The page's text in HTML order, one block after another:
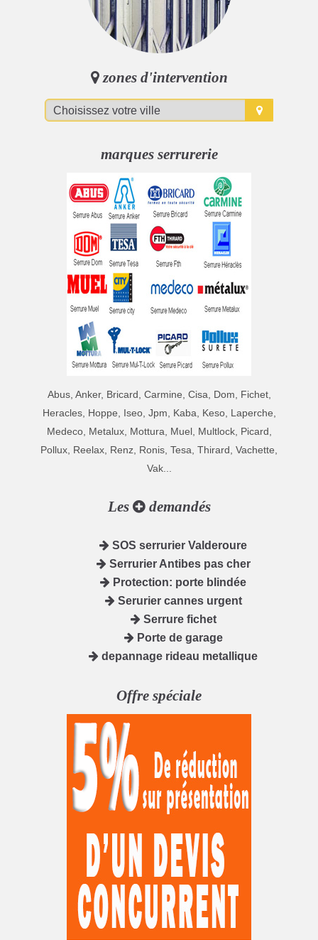
zones d'intervention
marques serrurerie
Abus, Anker, Bricard, Carmine, Cisa, Dom, Fichet,
Heracles, Hoppe, Iseo, Jpm, Kaba, Keso, Laperche,
Medeco, Metalux, Mottura, Muel, Multlock, Picard,
Pollux, Reelax, Renz, Ronis, Tesa, Thirard, Vachette,
Vak...
Les demandés
SOS serrurier Valderoure
Serrurier Antibes pas cher
Protection: porte blindée
Serurier cannes urgent
Serrure fichet
Porte de garage
depannage rideau metallique
Offre spéciale